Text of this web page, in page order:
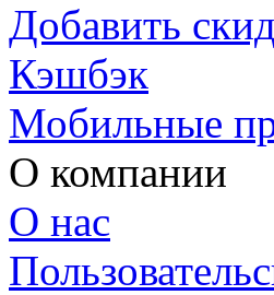
Добавить
Кэшбэк
Мобильные
О компании
О нас